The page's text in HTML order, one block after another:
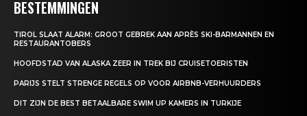
BESTEMMINGEN
TIROL SLAAT ALARM: GROOT GEBREK AAN APRÈS SKI-BARMANNEN EN
RESTAURANTOBERS
HOOFDSTAD VAN ALASKA ZEER IN TREK BIJ CRUISETOERISTEN
PARIJS STELT STRENGE REGELS OP VOOR AIRBNB-VERHUURDERS
DIT ZIJN DE BEST BETAALBARE SWIM UP KAMERS IN TURKIJE